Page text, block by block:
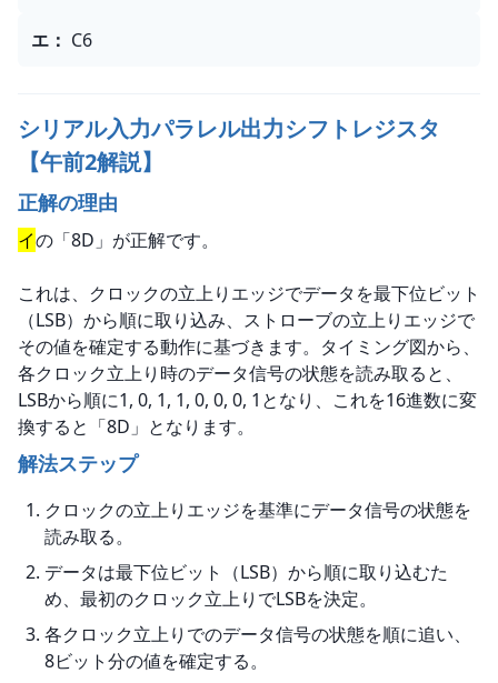
エ ： C6
シリアル入力パラレル出力シフトレジスタ
【午前2解説】
正解の理由
イの「8D」が正解です。
これは、クロックの立上りエッジでデータを最下位ビット
（LSB）から順に取り込み、ストローブの立上りエッジで
その値を確定する動作に基づきます。タイミング図から、
各クロック立上り時のデータ信号の状態を読み取ると、
LSBから順に1, 0, 1, 1, 0, 0, 0, 1となり、これを16進数に変
換すると「8D」となります。
解法ステップ
クロックの立上りエッジを基準にデータ信号の状態を
読み取る。
データは最下位ビット（LSB）から順に取り込むた
め、最初のクロック立上りでLSBを決定。
各クロック立上りでのデータ信号の状態を順に追い、
8ビット分の値を確定する。